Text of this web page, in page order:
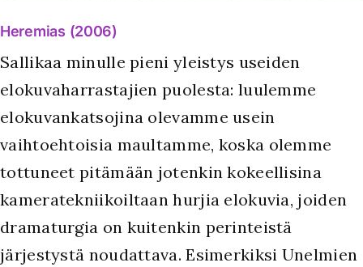
Heremias (2006)
Sallikaa minulle pieni yleistys useiden
elokuvaharrastajien puolesta: luulemme
elokuvankatsojina olevamme usein
vaihtoehtoisia maultamme, koska olemme
tottuneet pitämään jotenkin kokeellisina
kameratekniikoiltaan hurjia elokuvia, joiden
dramaturgia on kuitenkin perinteistä
järjestystä noudattava. Esimerkiksi Unelmien